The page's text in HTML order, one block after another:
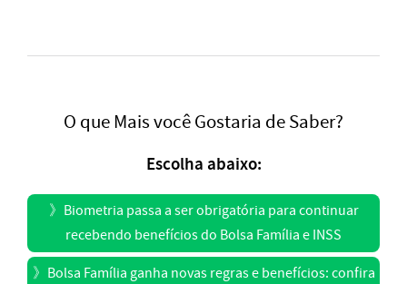
O que Mais você Gostaria de Saber?
Escolha abaixo:
》 Biometria passa a ser obrigatória para continuar
recebendo benefícios do Bolsa Família e INSS
》 Bolsa Família ganha novas regras e benefícios: confira